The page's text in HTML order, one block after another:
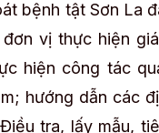
bệnh tật Sơn La
vị thực hiện
hiện công tác
hướng dẫn các
tra, lấy mẫu,